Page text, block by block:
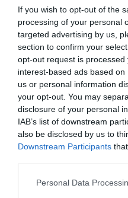
If you wish to opt-out of the
processing of your personal
targeted advertising by us,
section to confirm your
opt-out request is
interest-based ads based
us or personal information
your opt-out. You may
disclosure of your personal
IAB’s list of downstream
also be disclosed by us to
Downstream Participants
Please note that this
Personal Data
– nyilatkozta a
szerette volna, hogy
végsőkig harcolni
igazság".
(Fotók: Lakatos